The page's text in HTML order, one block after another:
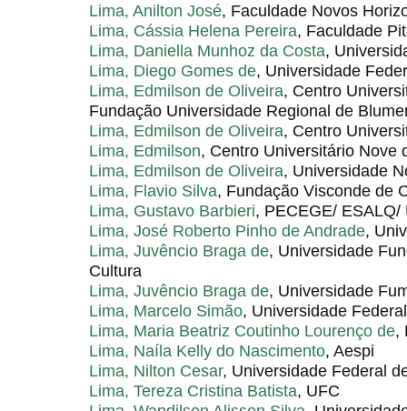
Lima, Anilton José, Faculdade Novos
Lima, Cássia Helena Pereira, Faculdade
Lima, Daniella Munhoz da Costa,
Lima, Diego Gomes de, Universidade
Lima, Edmilson de Oliveira, Centro
Fundação Universidade Regional de
Lima, Edmilson de Oliveira, Centro
Lima, Edmilson, Centro Universitário Nove
Lima, Edmilson de Oliveira, Universidade
Lima, Flavio Silva, Fundação Visconde de
Lima, Gustavo Barbieri, PECEGE/ ESALQ/
Lima, José Roberto Pinho de Andrade,
Lima, Juvêncio Braga de, Universidade
Cultura
Lima, Juvêncio Braga de, Universidade
Lima, Marcelo Simão, Universidade
Lima, Maria Beatriz Coutinho Lourenço de,
Lima, Naíla Kelly do Nascimento, Aespi
Lima, Nilton Cesar, Universidade Federal
Lima, Tereza Cristina Batista, UFC